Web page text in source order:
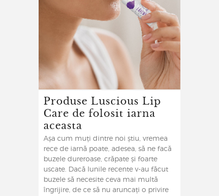
Produse Luscious Lip
Care de folosit iarna
aceasta
Așa cum muți dintre noi știu, vremea
rece de iarnă poate, adesea, să ne facă
buzele dureroase, crăpate și foarte
uscate. Dacă lunile recente v-au făcut
buzele să necesite ceva mai multă
îngrijire, de ce să nu aruncați o privire